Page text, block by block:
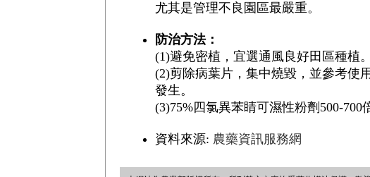
尤其是管理不良園區最嚴重。
防治方法：
(1)避免密植，宜選通風良好田區種植。
(2)剪除病葉片，集中燒毀，並參考使
發生。
(3)75%四氯異苯睛可濕性粉劑500-
資料來源: 農藥資訊服務網